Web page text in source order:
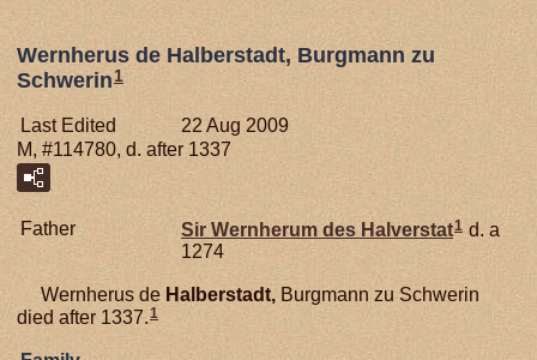
Wernherus de Halberstadt, Burgmann zu
Schwerin 1
Last Edited
22 Aug 2009
M, #114780, d. after 1337
Father Sir Wernherum des Halverstat1 d. a
1274
Wernherus de Halberstadt, Burgmann zu Schwerin
died after 1337.1